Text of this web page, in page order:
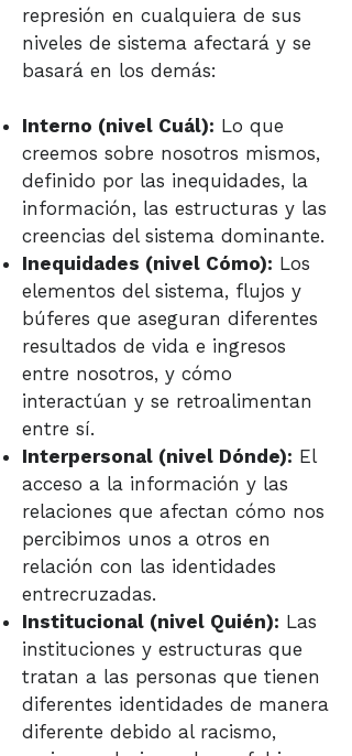
represión en cualquiera de sus
niveles de sistema afectará y se
basará en los demás:
Interno (nivel Cuál): Lo que
creemos sobre nosotros mismos,
definido por las inequidades, la
información, las estructuras y las
creencias del sistema dominante.
Inequidades (nivel Cómo): Los
elementos del sistema, flujos y
búferes que aseguran diferentes
resultados de vida e ingresos
entre nosotros, y cómo
interactúan y se retroalimentan
entre sí.
Interpersonal (nivel Dónde): El
acceso a la información y las
relaciones que afectan cómo nos
percibimos unos a otros en
relación con las identidades
entrecruzadas.
Institucional (nivel Quién): Las
instituciones y estructuras que
tratan a las personas que tienen
diferentes identidades de manera
diferente debido al racismo,